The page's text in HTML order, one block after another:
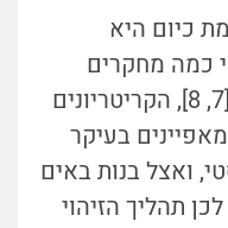
כיום היא
כמה מחקרים
שפורסמו בשנים האחרונות [7, 8], הקריטריונים
בעיקר
ואצל בנות באים
תהליך הזיהוי